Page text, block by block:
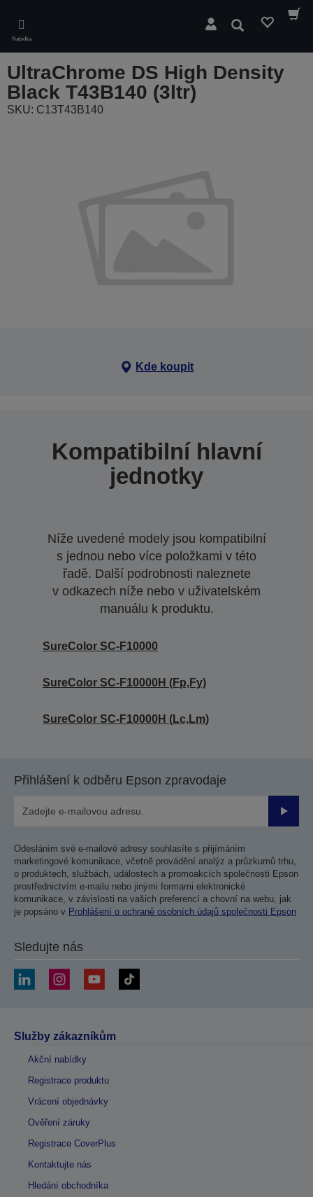
main
content
Nabídka
Hledat
UltraChrome DS High Density
Black T43B140 (3ltr)
SKU: C13T43B140
Kde koupit
Kompatibilní hlavní
jednotky
Níže uvedené modely jsou kompatibilní
s jednou nebo více položkami v této
řadě. Další podrobnosti naleznete
v odkazech níže nebo v uživatelském
manuálu k produktu.
SureColor SC-F10000
SureColor SC-F10000H (Fp,Fy)
SureColor SC-F10000H (Lc,Lm)
Přihlášení k odběru Epson zpravodaje
Odesláním své e-mailové adresy souhlasíte s přijímáním
marketingové komunikace, včetně provádění analýz a průzkumů trhu,
o produktech, službách, událostech a promoakcích společnosti Epson
prostřednictvím e-mailu nebo jinými formami elektronické
komunikace, v závislosti na vašich preferencí a chovní na webu, jak
je popsáno v Prohlášení o ochraně osobních údajů společnosti Epson
Sledujte nás
Služby zákazníkům
Akční nabídky
Registrace produktu
Vrácení objednávky
Ověření záruky
Registrace CoverPlus
Kontaktujte nás
Hledání obchodníka